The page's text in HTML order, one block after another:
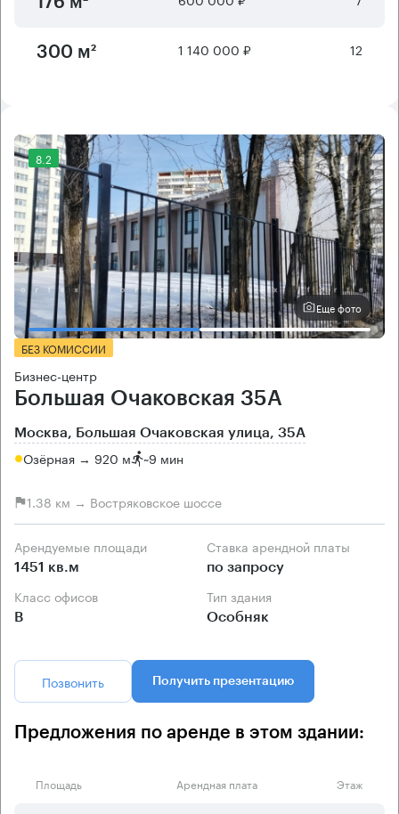
300 м² 1 140 000 ₽ 12
8.2
Еще фото
БЕЗ КОМИССИИ
Бизнес-центр
Большая Очаковская 35А
Москва, Большая Очаковская улица, 35А
Озёрная → 920 м ~9 мин
1.38 км → Востряковское шоссе
Арендуемые площади
1451 кв.м
Ставка арендной платы
по запросу
Класс офисов
B
Тип здания
Особняк
Позвонить Получить презентацию
Предложения по аренде в этом здании:
Площадь Арендная плата Этаж